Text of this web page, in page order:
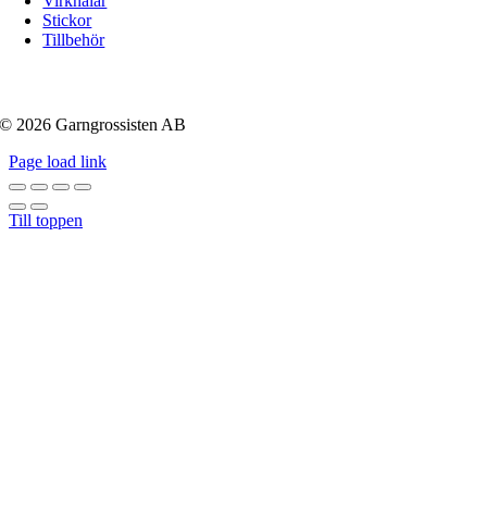
Stickor
Tillbehör
© 2026 Garngrossisten AB
Page load link
Till toppen